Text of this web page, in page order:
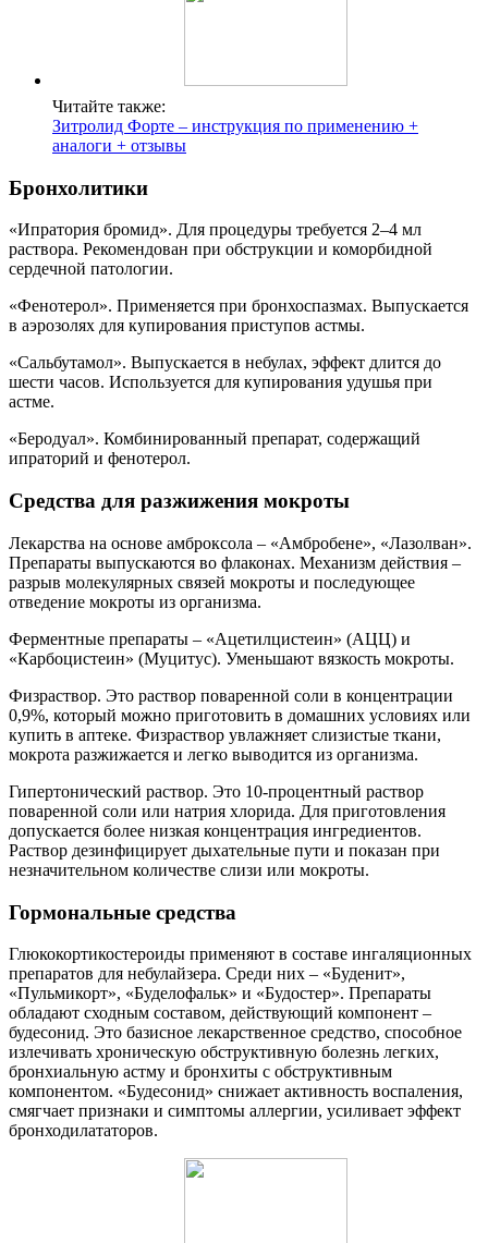
Читайте также:
Зитролид Форте – инструкция по применению +
аналоги + отзывы
Бронхолитики
«Ипратория бромид». Для процедуры требуется 2–4 мл
раствора. Рекомендован при обструкции и коморбидной
сердечной патологии.
«Фенотерол». Применяется при бронхоспазмах. Выпускается
в аэрозолях для купирования приступов астмы.
«Сальбутамол». Выпускается в небулах, эффект длится до
шести часов. Используется для купирования удушья при
астме.
«Беродуал». Комбинированный препарат, содержащий
ипраторий и фенотерол.
Средства для разжижения мокроты
Лекарства на основе амброксола – «Амбробене», «Лазолван».
Препараты выпускаются во флаконах. Механизм действия –
разрыв молекулярных связей мокроты и последующее
отведение мокроты из организма.
Ферментные препараты – «Ацетилцистеин» (АЦЦ) и
«Карбоцистеин» (Муцитус). Уменьшают вязкость мокроты.
Физраствор. Это раствор поваренной соли в концентрации
0,9%, который можно приготовить в домашних условиях или
купить в аптеке. Физраствор увлажняет слизистые ткани,
мокрота разжижается и легко выводится из организма.
Гипертонический раствор. Это 10-процентный раствор
поваренной соли или натрия хлорида. Для приготовления
допускается более низкая концентрация ингредиентов.
Раствор дезинфицирует дыхательные пути и показан при
незначительном количестве слизи или мокроты.
Гормональные средства
Глюкокортикостероиды применяют в составе ингаляционных
препаратов для небулайзера. Среди них – «Буденит»,
«Пульмикорт», «Буделофальк» и «Будостер». Препараты
обладают сходным составом, действующий компонент –
будесонид. Это базисное лекарственное средство, способное
излечивать хроническую обструктивную болезнь легких,
бронхиальную астму и бронхиты с обструктивным
компонентом. «Будесонид» снижает активность воспаления,
смягчает признаки и симптомы аллергии, усиливает эффект
бронходилататоров.